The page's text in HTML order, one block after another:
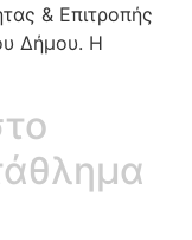
& Επιτροπής
Δήμου. H